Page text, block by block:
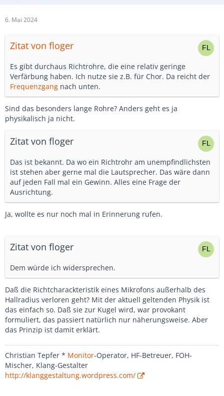
6. Mai 2024
Zitat von floger
Es gibt durchaus Richtrohre, die eine relativ geringe
Verfärbung haben. Ich nutze sie z.B. für Chor. Da reicht der
Frequenzgang nach unten.
Sind das besonders lange Rohre? Anders geht es ja
physikalisch ja nicht.
Zitat von floger
Das ist bekannt. Da wo ein Richtrohr am unempfindlichsten
ist stehen aber gerne mal die Lautsprecher. Das wäre dann
auf jeden Fall mal ein Gewinn. Alles eine Frage der
Ausrichtung.
Ja, wollte es nur noch mal in Erinnerung rufen.
Zitat von floger
Dem würde ich widersprechen.
Daß die Richtcharackteristik eines Mikrofons außerhalb des
Hallradius verloren geht? Mit der aktuell geltenden Physik ist
das einfach so. Daß sie zur Kugel wird, war provokant
formuliert, das passiert natürlich nur näherungsweise. Aber
das Prinzip ist damit erklärt.
Christian Tepfer * Monitor-Operator, HF-Betreuer, FOH-
Mischer, Klang-Gestalter
http://klanggestaltung.wordpress.com/